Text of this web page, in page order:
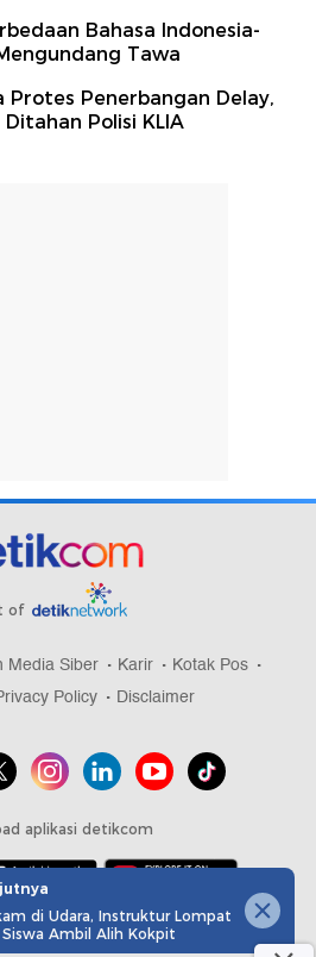
Bahasa Indonesia-
Tawa
Protes Penerbangan Delay,
Polisi KLIA
of
Media Siber Karir
Kotak Pos
Policy Disclaimer
aplikasi detikcom
detikcom, All right reserved
di Udara, Instruktur Lompat
Ambil Alih Kokpit